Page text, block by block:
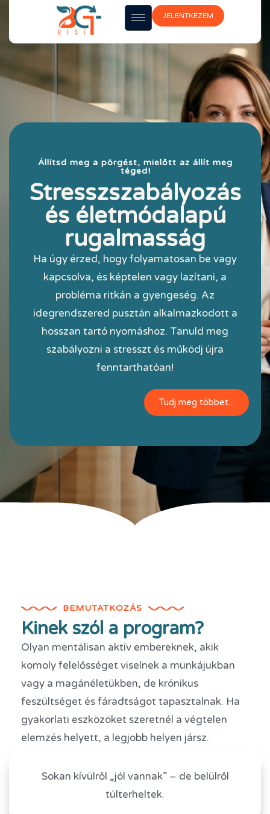
JELENTKEZEM
Állítsd meg a pörgést, mielőtt az állít meg
téged!
Stresszszabályozás
és életmódalapú
rugalmasság
Ha úgy érzed, hogy folyamatosan be vagy
kapcsolva, és képtelen vagy lazítani, a
probléma ritkán a gyengeség. Az
idegrendszered pusztán alkalmazkodott a
hosszan tartó nyomáshoz. Tanuld meg
szabályozni a stresszt és működj újra
fenntarthatóan!
Tudj meg többet...
BEMUTATKOZÁS
Kinek szól a program?
Olyan mentálisan aktív embereknek, akik
komoly felelősséget viselnek a munkájukban
vagy a magánéletükben, de krónikus
feszültséget és fáradtságot tapasztalnak. Ha
gyakorlati eszközöket szeretnél a végtelen
elemzés helyett, a legjobb helyen jársz.
100%AZONNAL
ALKALMAZHATÓ
Sokan kívülről „jól vannak” – de belülről
túlterheltek.